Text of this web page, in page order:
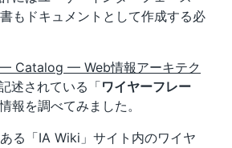
もドキュメントとして作成する必
Catalog — Web情報アーキテク
述されている「ワイヤーフレー
報を調べてみました。
る「IA Wiki」サイト内のワイヤ